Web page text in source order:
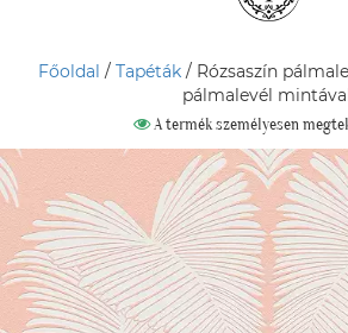
Főoldal / Tapéták/ Rózsaszín
pálmalevél
A termék személyesen